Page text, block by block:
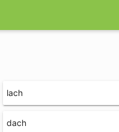
lach
dach